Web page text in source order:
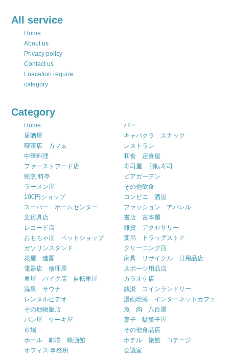
All service
Home
About us
Privacy policy
Contact us
Loacation require
category
Category
Home
バー
居酒屋
キャバクラ スナック
喫茶店 カフェ
レストラン
中華料理
和食 定食屋
ファーストフード店
寿司屋 回転寿司
割烹 料亭
ビアガーデン
ラーメン屋
その他飲食
100円ショップ
コンビニ 酒屋
スーパー ホームセンター
ファッション アパレル
文房具店
書店 古本屋
レコード店
雑貨 アクセサリー
おもちゃ屋 ペットショップ
薬局 ドラッグストア
ガソリンスタンド
クリーニング店
花屋 造園
家具 リサイクル 日用品店
電器店 修理屋
スポーツ用品店
車屋 バイク店 自転車屋
カラオケ店
温泉 サウナ
銭湯 コインランドリー
レンタルビデオ
漫画喫茶 インターネットカフェ
その他物販店
魚 肉 八百屋
パン屋 ケーキ屋
菓子 駄菓子屋
市場
その他食品店
ホール 劇場 映画館
ホテル 旅館 コテージ
オフィス 事務所
会議室